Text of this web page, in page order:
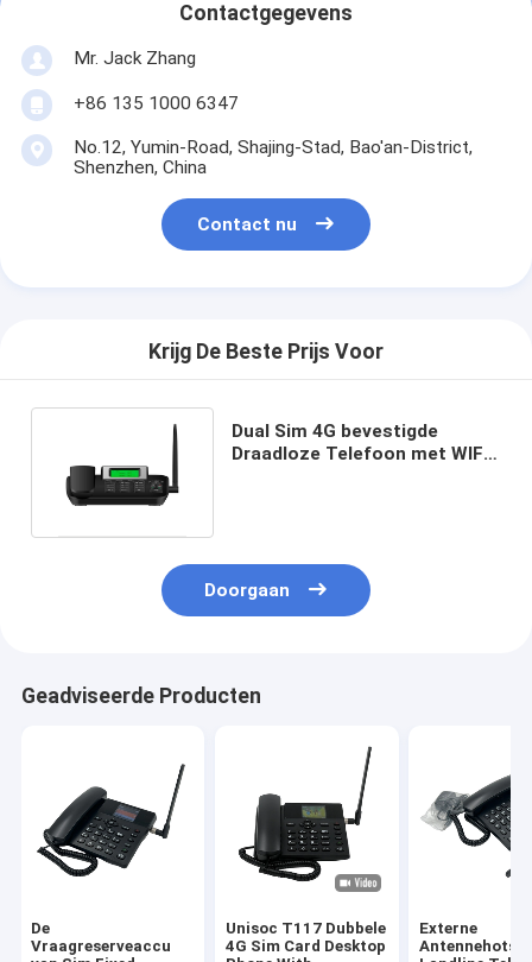
Contactgegevens
Mr. Jack Zhang
+86 135 1000 6347
No.12, Yumin-Road, Shajing-Stad, Bao'an-District,
Shenzhen, China
Contact nu
Krijg De Beste Prijs Voor
Dual Sim 4G bevestigde
Draadloze Telefoon met WIFI-
Doorgaan
Geadviseerde Producten
De
Vraagreserveaccu
Unisoc T117 Dubbele
4G Sim Card Desktop
Externe